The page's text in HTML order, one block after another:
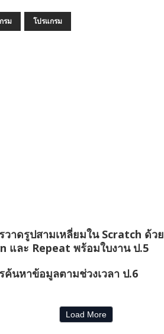
รม โปรแกรม
วาดรูปสามเหลี่ยมใน Scratch ด้วย
และ Repeat พร้อมใบงาน ป.5
ค้นหาข้อมูลตามช่วงเวลา ป.6
Load More